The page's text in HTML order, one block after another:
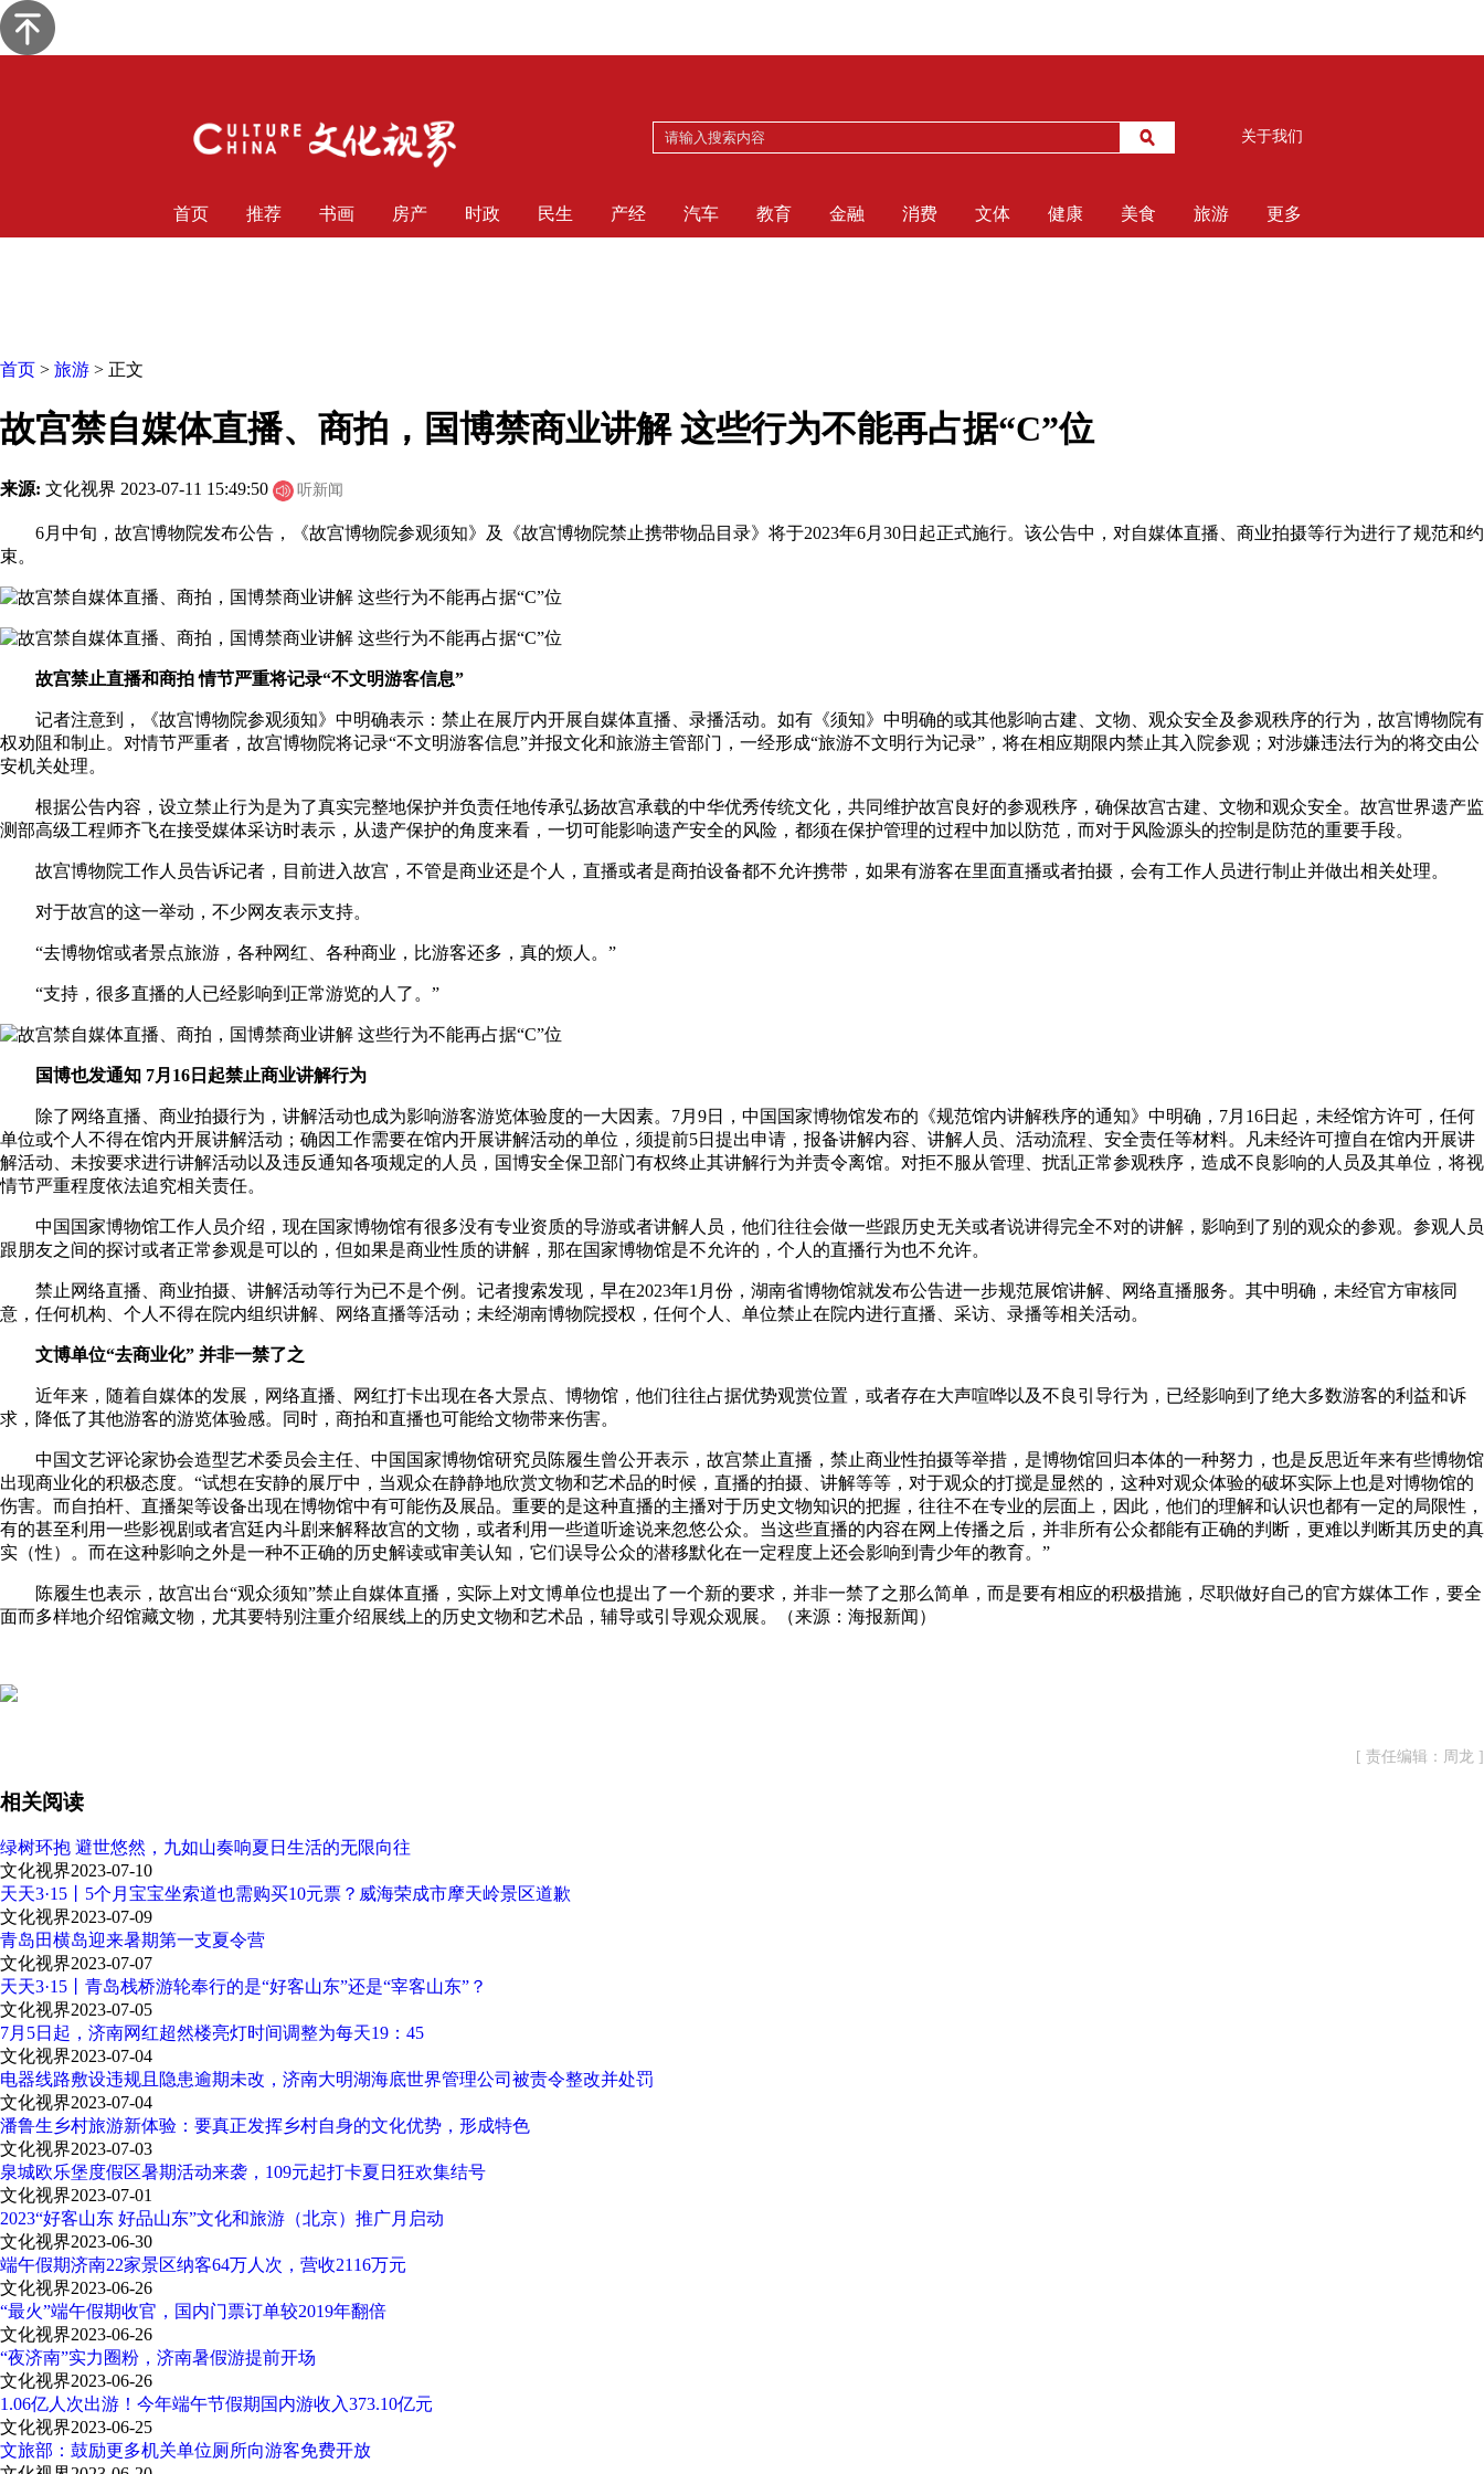
关于我们
首页 推荐 书画 房产 时政 民生 产经 汽车 教育 金融 消费 文体 健康 美食 旅游 更多
首页 > 旅游 > 正文
故宫禁自媒体直播、商拍，国博禁商业讲解 这些行为不能再占据“C”位
来源: 文化视界 2023-07-11 15:49:50 听新闻
6月中旬，故宫博物院发布公告，《故宫博物院参观须知》及《故宫博物院禁止携带物品目录》将于2023年6月30日起正式施行。该公告中，对自媒体直播、商业拍摄等行为进行了规范和约
束。
故宫禁止直播和商拍 情节严重将记录“不文明游客信息”
记者注意到，《故宫博物院参观须知》中明确表示：禁止在展厅内开展自媒体直播、录播活动。如有《须知》中明确的或其他影响古建、文物、观众安全及参观秩序的行为，故宫博物院有
权劝阻和制止。对情节严重者，故宫博物院将记录“不文明游客信息”并报文化和旅游主管部门，一经形成“旅游不文明行为记录”，将在相应期限内禁止其入院参观；对涉嫌违法行为的将交由公
安机关处理。
根据公告内容，设立禁止行为是为了真实完整地保护并负责任地传承弘扬故宫承载的中华优秀传统文化，共同维护故宫良好的参观秩序，确保故宫古建、文物和观众安全。故宫世界遗产监
测部高级工程师齐飞在接受媒体采访时表示，从遗产保护的角度来看，一切可能影响遗产安全的风险，都须在保护管理的过程中加以防范，而对于风险源头的控制是防范的重要手段。
故宫博物院工作人员告诉记者，目前进入故宫，不管是商业还是个人，直播或者是商拍设备都不允许携带，如果有游客在里面直播或者拍摄，会有工作人员进行制止并做出相关处理。
对于故宫的这一举动，不少网友表示支持。
“去博物馆或者景点旅游，各种网红、各种商业，比游客还多，真的烦人。”
“支持，很多直播的人已经影响到正常游览的人了。”
国博也发通知 7月16日起禁止商业讲解行为
除了网络直播、商业拍摄行为，讲解活动也成为影响游客游览体验度的一大因素。7月9日，中国国家博物馆发布的《规范馆内讲解秩序的通知》中明确，7月16日起，未经馆方许可，任何
单位或个人不得在馆内开展讲解活动；确因工作需要在馆内开展讲解活动的单位，须提前5日提出申请，报备讲解内容、讲解人员、活动流程、安全责任等材料。凡未经许可擅自在馆内开展讲
解活动、未按要求进行讲解活动以及违反通知各项规定的人员，国博安全保卫部门有权终止其讲解行为并责令离馆。对拒不服从管理、扰乱正常参观秩序，造成不良影响的人员及其单位，将视
情节严重程度依法追究相关责任。
中国国家博物馆工作人员介绍，现在国家博物馆有很多没有专业资质的导游或者讲解人员，他们往往会做一些跟历史无关或者说讲得完全不对的讲解，影响到了别的观众的参观。参观人员
跟朋友之间的探讨或者正常参观是可以的，但如果是商业性质的讲解，那在国家博物馆是不允许的，个人的直播行为也不允许。
禁止网络直播、商业拍摄、讲解活动等行为已不是个例。记者搜索发现，早在2023年1月份，湖南省博物馆就发布公告进一步规范展馆讲解、网络直播服务。其中明确，未经官方审核同
意，任何机构、个人不得在院内组织讲解、网络直播等活动；未经湖南博物院授权，任何个人、单位禁止在院内进行直播、采访、录播等相关活动。
文博单位“去商业化” 并非一禁了之
近年来，随着自媒体的发展，网络直播、网红打卡出现在各大景点、博物馆，他们往往占据优势观赏位置，或者存在大声喧哗以及不良引导行为，已经影响到了绝大多数游客的利益和诉
求，降低了其他游客的游览体验感。同时，商拍和直播也可能给文物带来伤害。
中国文艺评论家协会造型艺术委员会主任、中国国家博物馆研究员陈履生曾公开表示，故宫禁止直播，禁止商业性拍摄等举措，是博物馆回归本体的一种努力，也是反思近年来有些博物馆
出现商业化的积极态度。“试想在安静的展厅中，当观众在静静地欣赏文物和艺术品的时候，直播的拍摄、讲解等等，对于观众的打搅是显然的，这种对观众体验的破坏实际上也是对博物馆的
伤害。而自拍杆、直播架等设备出现在博物馆中有可能伤及展品。重要的是这种直播的主播对于历史文物知识的把握，往往不在专业的层面上，因此，他们的理解和认识也都有一定的局限性，
有的甚至利用一些影视剧或者宫廷内斗剧来解释故宫的文物，或者利用一些道听途说来忽悠公众。当这些直播的内容在网上传播之后，并非所有公众都能有正确的判断，更难以判断其历史的真
实（性）。而在这种影响之外是一种不正确的历史解读或审美认知，它们误导公众的潜移默化在一定程度上还会影响到青少年的教育。”
陈履生也表示，故宫出台“观众须知”禁止自媒体直播，实际上对文博单位也提出了一个新的要求，并非一禁了之那么简单，而是要有相应的积极措施，尽职做好自己的官方媒体工作，要全
面而多样地介绍馆藏文物，尤其要特别注重介绍展线上的历史文物和艺术品，辅导或引导观众观展。（来源： 海报新闻 ）
[ 责任编辑：周龙 ]
相关阅读
绿树环抱 避世悠然，九如山奏响夏日生活的无限向往
文化视界2023-07-10
天天3·15丨5个月宝宝坐索道也需购买10元票？威海荣成市摩天岭景区道歉
文化视界2023-07-09
青岛田横岛迎来暑期第一支夏令营
文化视界2023-07-07
天天3·15丨青岛栈桥游轮奉行的是“好客山东”还是“宰客山东”？
文化视界2023-07-05
7月5日起，济南网红超然楼亮灯时间调整为每天19：45
文化视界2023-07-04
电器线路敷设违规且隐患逾期未改，济南大明湖海底世界管理公司被责令整改并处罚
文化视界2023-07-04
潘鲁生乡村旅游新体验：要真正发挥乡村自身的文化优势，形成特色
文化视界2023-07-03
泉城欧乐堡度假区暑期活动来袭，109元起打卡夏日狂欢集结号
文化视界2023-07-01
2023“好客山东 好品山东”文化和旅游（北京）推广月启动
文化视界2023-06-30
端午假期济南22家景区纳客64万人次，营收2116万元
文化视界2023-06-26
“最火”端午假期收官，国内门票订单较2019年翻倍
文化视界2023-06-26
“夜济南”实力圈粉，济南暑假游提前开场
文化视界2023-06-26
1.06亿人次出游！今年端午节假期国内游收入373.10亿元
文化视界2023-06-25
文旅部：鼓励更多机关单位厕所向游客免费开放